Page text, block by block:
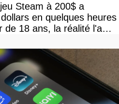
Steam à 200$ a
en quelques heures
de 18 ans, la réalité l'a